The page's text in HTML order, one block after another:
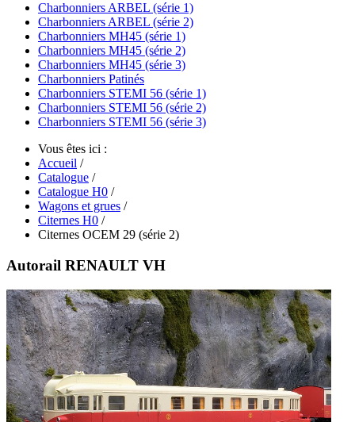
Charbonniers ARBEL (série 1)
Charbonniers ARBEL (série 2)
Charbonniers MH45 (série 1)
Charbonniers MH45 (série 2)
Charbonniers MH45 (série 3)
Charbonniers Patinés
Charbonniers STEMI 56 (série 1)
Charbonniers STEMI 56 (série 2)
Charbonniers STEMI 56 (série 3)
Vous êtes ici :
Accueil /
Catalogue /
Catalogue H0 /
Wagons et grues /
Citernes H0 /
Citernes OCEM 29 (série 2)
Autorail RENAULT VH